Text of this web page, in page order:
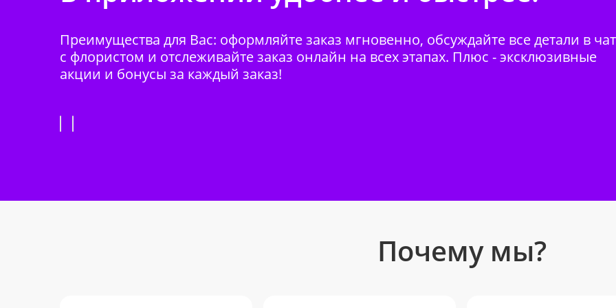
Преимущества для Вас: оформляйте заказ мгновенно, обсуждайте все детали в
с флористом и отслеживайте заказ онлайн на всех этапах. Плюс - эксклюзивные
акции и бонусы за каждый заказ!
Почему мы?